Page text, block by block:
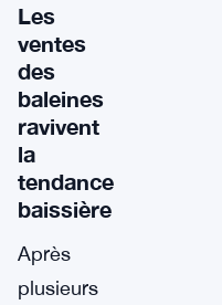
Les
ventes
des
baleines
ravivent
la
tendance
baissière
Après
plusieurs